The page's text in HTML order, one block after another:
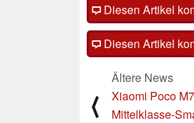
Diesen Artikel
Diesen Artikel
⟨
Ältere News
Xiaomi Poco
Mittelklasse-